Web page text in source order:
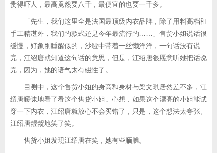
贵得吓人，最高竟然要八千，最便宜的也要一千多。
「先生，我们这里全是法国最顶级内衣品牌，除了用料高档和
手工精湛外，我们的款式还是今年最流行的……」售货小姐说话很
缓慢，好象刚睡醒似的，沙哑中带着一丝懒洋洋，一句话没有说
完，江绍唐就知道这句话的意思，但是，江绍唐很愿意听她把话说
完，因为，她的语气太有磁性了。
目测中，这个售货小姐的身高和身材与梁文琪居然差不多，江
绍唐暧昧地看了看这个售货小姐。心想，如果这个漂亮的小姐能试
穿一下内衣，江绍唐就放心不会买错了，只是，这个想法太夸张。
江绍唐龌龊地笑了笑。
售货小姐发现江绍唐在笑，她有些腼腆。